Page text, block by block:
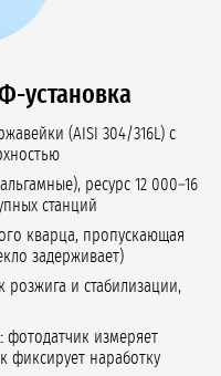
установка
(AISI 304/316L) с
ресурс 12 000–16
станций
кварца, пропускающая
задерживает)
розжига и стабилизации,
фотодатчик измеряет
фиксирует наработку